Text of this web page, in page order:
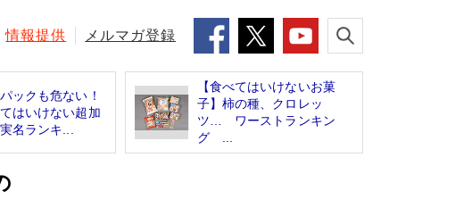
情報提供 メルマガ登録
ックも危ない！
はいけない超加
名ランキ...
【食べてはいけないお菓
子】柿の種、クロレッ
ツ… ワーストランキン
グ ...